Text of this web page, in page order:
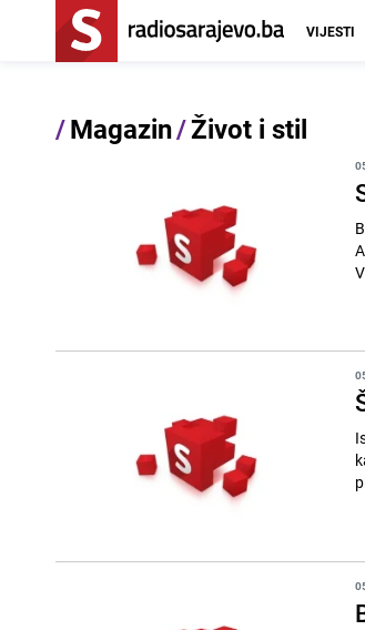
VIJESTI
/Magazin/Život i stil